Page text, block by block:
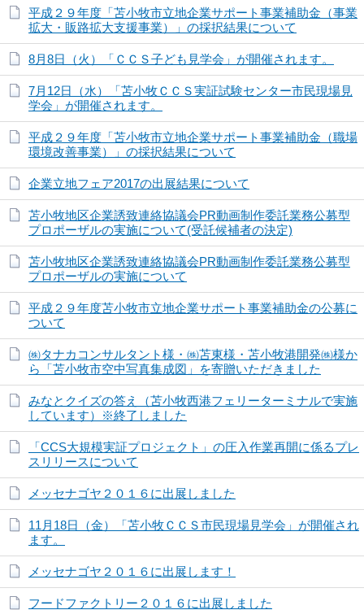
平成２９年度「苫小牧市立地企業サポート事業補助金（事業
拡大・販路拡大支援事業）」の採択結果について
8月8日（火）「ＣＣＳ子ども見学会」が開催されます。
7月12日（水）「苫小牧ＣＣＳ実証試験センター市民現場見
学会」が開催されます。
平成２９年度「苫小牧市立地企業サポート事業補助金（職場
環境改善事業）」の採択結果について
企業立地フェア2017の出展結果について
苫小牧地区企業誘致連絡協議会PR動画制作委託業務公募型
プロポーザルの実施について(受託候補者の決定)
苫小牧地区企業誘致連絡協議会PR動画制作委託業務公募型
プロポーザルの実施について
平成２９年度苫小牧市立地企業サポート事業補助金の公募に
ついて
㈱タナカコンサルタント様・㈱苫東様・苫小牧港開発㈱様か
ら「苫小牧市空中写真集成図」を寄贈いただきました
みなとクイズの答え（苫小牧西港フェリーターミナルで実施
しています）※終了しました
「CCS大規模実証プロジェクト」の圧入作業再開に係るプレ
スリリースについて
メッセナゴヤ２０１６に出展しました
11月18日（金）「苫小牧ＣＣＳ市民現場見学会」が開催され
ます。
メッセナゴヤ２０１６に出展します！
フードファクトリー２０１６に出展しました